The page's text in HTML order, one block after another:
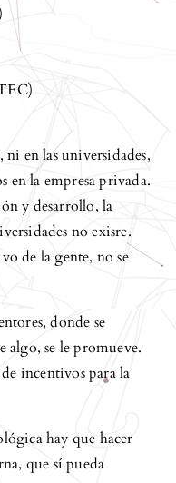
en las universidades,
la empresa privada.
y desarrollo, la
no exisre.
de la gente, no se
donde se
algo, se le promueve.
incentivos para la
hay que hacer
que sí pueda